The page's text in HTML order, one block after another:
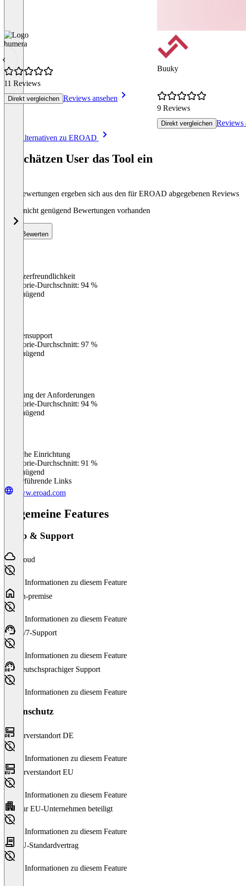
humera
11 Reviews
Direkt vergleichen Reviews ansehen
Buuky
9 Reviews
Direkt vergleichen Reviews
Alle Alternativen zu EROAD
So schätzen User das Tool ein
Die Bewertungen ergeben sich aus den für EROAD abgegebenen Reviews
Noch nicht genügend Bewertungen vorhanden
Bewerten
Benutzerfreundlichkeit
Kategorie-Durchschnitt: 94 %
Ungenügend
Kundensupport
Kategorie-Durchschnitt: 97 %
Ungenügend
Erfüllung der Anforderungen
Kategorie-Durchschnitt: 94 %
Ungenügend
Einfache Einrichtung
Kategorie-Durchschnitt: 91 %
Ungenügend
Weiterführende Links
www.eroad.com
Allgemeine Features
Setup & Support
Cloud
Keine Informationen zu diesem Feature
On-premise
Keine Informationen zu diesem Feature
24/7-Support
Keine Informationen zu diesem Feature
Deutschsprachiger Support
Keine Informationen zu diesem Feature
Datenschutz
Serverstandort DE
Keine Informationen zu diesem Feature
Serverstandort EU
Keine Informationen zu diesem Feature
Nur EU-Unternehmen beteiligt
Keine Informationen zu diesem Feature
EU-Standardvertrag
Keine Informationen zu diesem Feature